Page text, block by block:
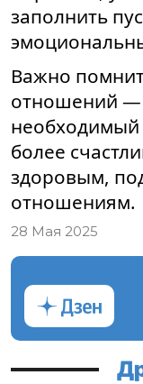
заполнить
Важно
отношений —
необходимый
более
здоровым,
отношениям.
28 Мая 2025